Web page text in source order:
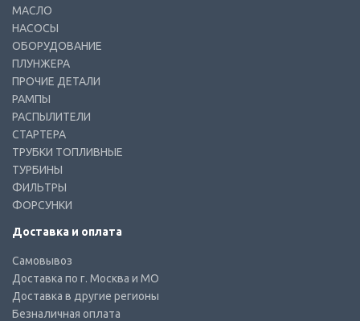
МАСЛО
НАСОСЫ
ОБОРУДОВАНИЕ
ПЛУНЖЕРА
ПРОЧИЕ ДЕТАЛИ
РАМПЫ
РАСПЫЛИТЕЛИ
СТАРТЕРА
ТРУБКИ ТОПЛИВНЫЕ
ТУРБИНЫ
ФИЛЬТРЫ
ФОРСУНКИ
Доставка и оплата
Самовывоз
Доставка по г. Москва и МО
Доставка в другие регионы
Безналичная оплата